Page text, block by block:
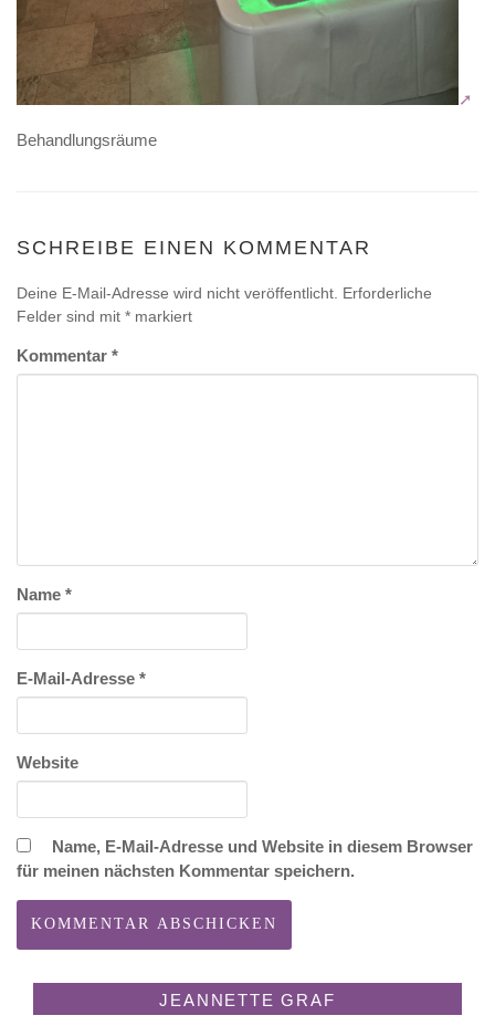
Behandlungsräume
SCHREIBE EINEN KOMMENTAR
Deine E-Mail-Adresse wird nicht veröffentlicht. Erforderliche
Felder sind mit * markiert
Kommentar *
Name *
E-Mail-Adresse *
Website
Name, E-Mail-Adresse und Website in diesem Browser
für meinen nächsten Kommentar speichern.
JEANNETTE GRAF